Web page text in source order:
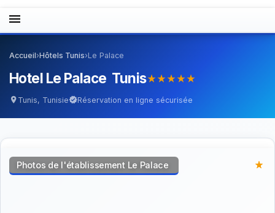
menu
Accueil›Hôtels Tunis›Le Palace
Hotel Le Palace Tunisstar_ratestar_ratestar_ratestar_ratestar_rate
location_on Tunis, TunisieverifiedRéservation en ligne sécurisée
Photos de l'établissement Le Palace star_rate
star_rate
star_rate
star_rate
star_rate